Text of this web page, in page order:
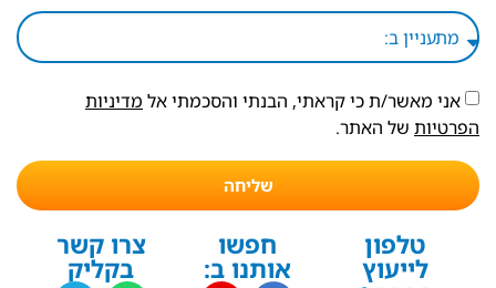
אני מאשר/ת כי קראתי, הבנתי והסכמתי אל מדיניות
הפרטיות של האתר.
שליחה
טלפון
לייעוץ
חפשו
אותנו ב:
צרו קשר
בקליק